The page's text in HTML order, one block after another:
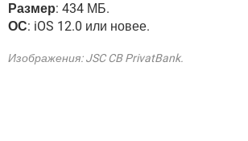
Размер: 434 МБ.
ОС: iOS 12.0 или новее.
Изображения: JSC CB PrivatBank.